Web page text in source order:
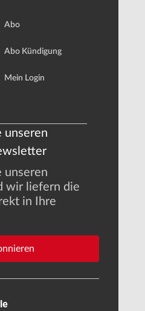
Abo
Abo Kündigung
Mein Login
unseren
unseren
wir liefern die
in Ihre